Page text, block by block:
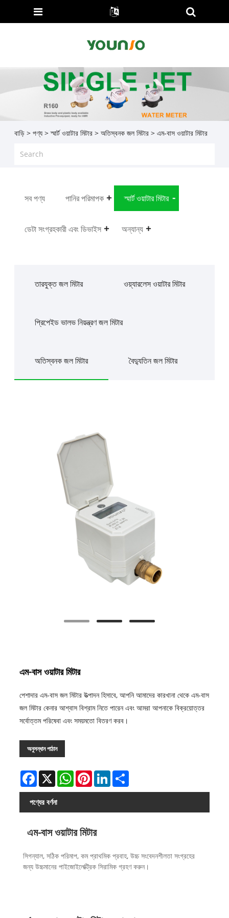
বাড়ি > পণ্য>স্মার্ট ওয়াটার মিটার> অতিস্বনক জল মিটার> এম-বাস ওয়াটার মিটার
সব পণ্য পানির পরিমাপক স্মার্ট ওয়াটার মিটার
ডেটা সংগ্রহকারী এবং ডিভাইস অন্যান্য
তারযুক্ত জল মিটার ওয়্যারলেস ওয়াটার মিটার
প্রিপেইড ভালভ নিয়ন্ত্রণ জল মিটার
অতিস্বনক জল মিটার বৈদ্যুতিন জল মিটার
এম-বাস ওয়াটার মিটার
পেশাদার এম-বাস জল মিটার উত্পাদন হিসাবে, আপনি আমাদের কারখানা থেকে এম-বাস
জল মিটার কেনার আশ্বাস বিশ্রাম নিতে পারেন এবং আমরা আপনাকে বিক্রয়োত্তর
সর্বোত্তম পরিষেবা এবং সময়মতো বিতরণ করব।
অনুসন্ধান পাঠান
Facebook
X WhatsAppPinterestLinkedInShare
পণ্যের বর্ণনা
এম-বাস ওয়াটার মিটার
সিগন্যাল, সঠিক পরিমাপ, কম প্রাথমিক প্রবাহ, উচ্চ সংবেদনশীলতা সংগ্রহের
জন্য উচ্চমানের পাইজোইলেক্ট্রিক সিরামিক গ্রহণ করুন।